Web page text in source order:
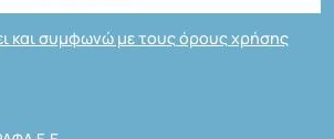
και συμφωνώ με τους όρους χρήσης